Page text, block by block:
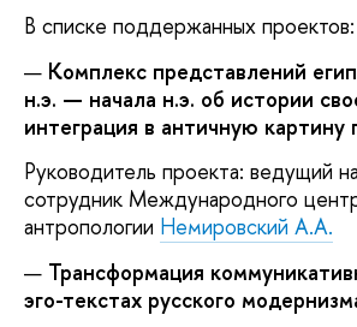
В списке поддержанных проектов:
Комплекс представлений
н.э. — начала н.э. об истории
интеграция в античную картину
Руководитель проекта: ведущий
сотрудник Международного
антропологии Немировский А.А.
Трансформация
эго-текстах русского